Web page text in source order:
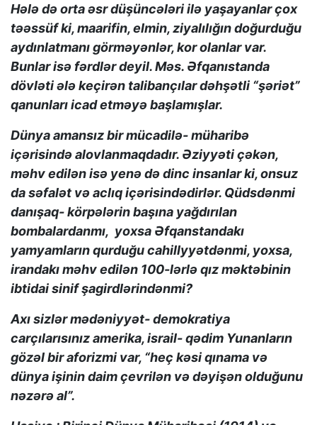
Hələ də orta əsr düşüncələri ilə yaşayanlar çox
təəssüf ki, maarifin, elmin, ziyalılığın doğurduğu
aydınlatmanı görməyənlər, kor olanlar var.
Bunlar isə fərdlər deyil. Məs. Əfqanıstanda
dövləti ələ keçirən talibançılar dəhşətli “şəriət”
qanunları icad etməyə başlamışlar.
Dünya amansız bir mücadilə- müharibə
içərisində alovlanmaqdadır. Əziyyəti çəkən,
məhv edilən isə yenə də dinc insanlar ki, onsuz
da səfalət və aclıq içərisindədirlər. Qüdsdənmi
danışaq- körpələrin başına yağdırılan
bombalardanmı, yoxsa Əfqanstandakı
yamyamların qurduğu cahillyyətdənmi, yoxsa,
irandakı məhv edilən 100-lərlə qız məktəbinin
ibtidai sinif şagirdlərindənmi?
Axı sizlər mədəniyyət- demokratiya
carçılarısınız amerika, israil- qədim Yunanların
gözəl bir aforizmi var, “heç kəsi qınama və
dünya işinin daim çevrilən və dəyişən olduğunu
nəzərə al”.